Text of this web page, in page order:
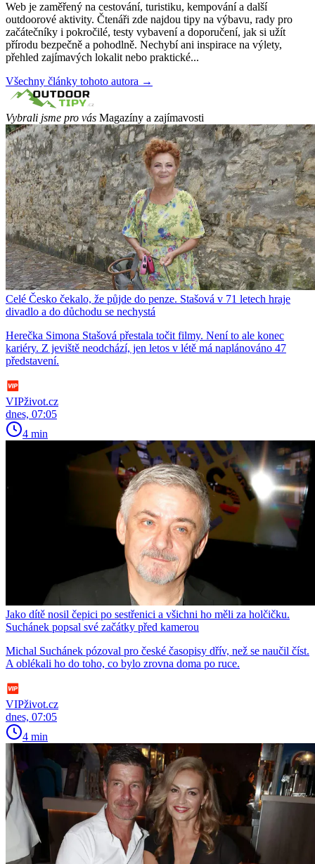
Web je zaměřený na cestování, turistiku, kempování a další
outdoorové aktivity. Čtenáři zde najdou tipy na výbavu, rady pro
začátečníky i pokročilé, testy vybavení a doporučení, jak si užít
přírodu bezpečně a pohodlně. Nechybí ani inspirace na výlety,
přehled zajímavých lokalit nebo praktické...
Všechny články tohoto autora →
Vybrali jsme pro vás Magazíny a zajímavosti
Celé Česko čekalo, že půjde do penze. Stašová v 71 letech hraje
divadlo a do důchodu se nechystá
Herečka Simona Stašová přestala točit filmy. Není to ale konec
kariéry. Z jeviště neodchází, jen letos v létě má naplánováno 47
představení.
VIPživot.cz
dnes, 07:05
4 min
Jako dítě nosil čepici po sestřenici a všichni ho měli za holčičku.
Suchánek popsal své začátky před kamerou
Michal Suchánek pózoval pro české časopisy dřív, než se naučil číst.
A oblékali ho do toho, co bylo zrovna doma po ruce.
VIPživot.cz
dnes, 07:05
4 min